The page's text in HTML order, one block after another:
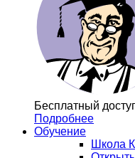
Бесплатный
Подробнее
Обучение
Школа